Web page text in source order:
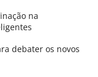
na
debater os novos